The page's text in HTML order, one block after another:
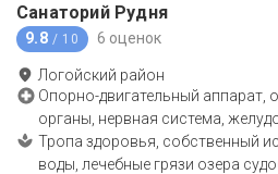
Санаторий Рудня
9.8 / 10 6 оценок
Логойский район
Опорно-двигательный аппарат,
органы, нервная система,
Тропа здоровья, собственный
воды, лечебные грязи озера